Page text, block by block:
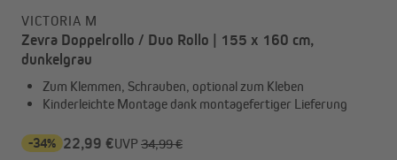
VICTORIA M
Zevra Doppelrollo / Duo Rollo | 155 x 160 cm,
dunkelgrau
Zum Klemmen, Schrauben, optional zum Kleben
Kinderleichte Montage dank montagefertiger Lieferung
-34% 22,99 €UVP 34,99 €